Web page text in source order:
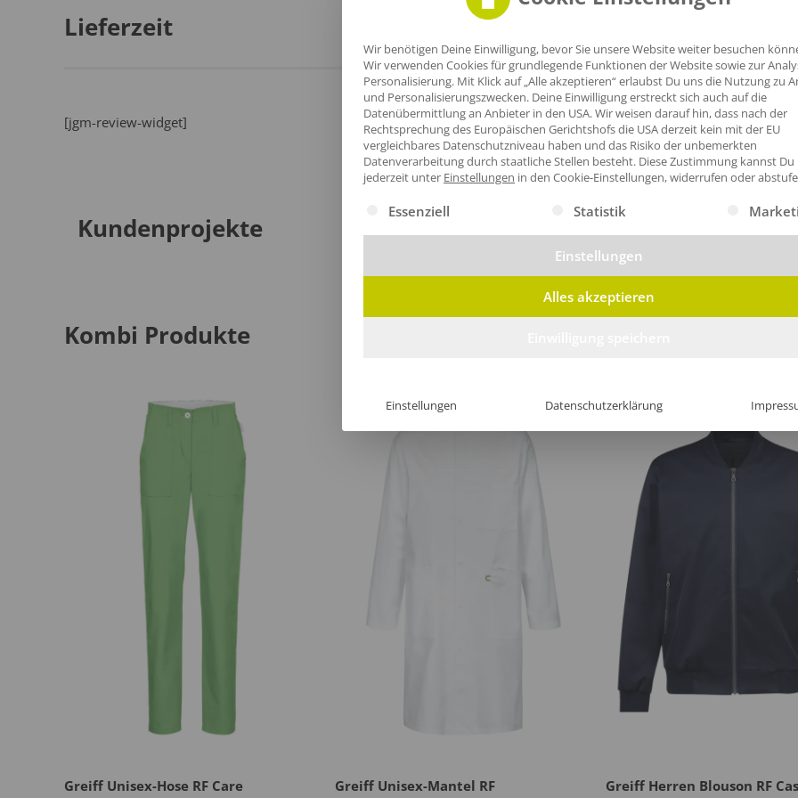
Lieferzeit
[jgm-review-widget]
Kundenprojekte
Kombi Produkte
Greiff Unisex-Hose RF Care Greiff Unisex-Mantel RF Greiff Herren Blouson RF
Wir benötigen Deine Einwilligung, bevor Sie unsere Website weiter besuchen
Wir verwenden Cookies für grundlegende Funktionen der Website sowie zur
Personalisierung. Mit Klick auf „Alle akzeptieren“ erlaubst Du uns die Nutzung zu
und Personalisierungszwecken. Deine Einwilligung erstreckt sich auch auf die
Datenübermittlung an Anbieter in den USA. Wir weisen darauf hin, dass nach der
Rechtsprechung des Europäischen Gerichtshofs die USA derzeit kein mit der EU
vergleichbares Datenschutzniveau haben und das Risiko der unbemerkten
Datenverarbeitung durch staatliche Stellen besteht. Diese Zustimmung kannst Du
jederzeit unter Einstellungen in den Cookie-Einstellungen, widerrufen oder
Es folgt eine Liste der Service-Gruppen, für die eine Einwilligung
Essenziell Statistik
Einstellungen
Alles akzeptieren
Einstellungen Datenschutzerklärung